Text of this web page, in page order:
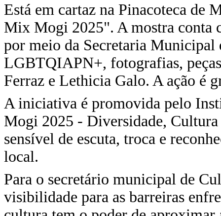
Está em cartaz na Pinacoteca de
Mix Mogi 2025". A mostra conta
por meio da Secretaria Municipal
LGBTQIAPN+, fotografias,
Ferraz e Lethicia Galo. A ação é
A iniciativa é promovida pelo
Mogi 2025 - Diversidade,
sensível de escuta, troca e
local.
Para o secretário municipal de
visibilidade para as barreiras